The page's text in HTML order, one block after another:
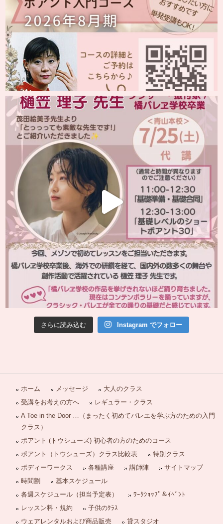
さらに読み込む Instagram でフォロー
ホーム メッセージ
大人のクラス
受講をお考えの方へ
レギュラー・クラス
A Toe in the Door …（まったく初めてバレエを学ぶ方のための入門
クラス）
ポアント (トウシューズ) 初心者の方のためのコース
ポアント（トウシューズ）クラス比較表
特別クラス
ボディーワークス
各種講座 講師陣
サイトマップ
時間割
基本スケジュール
各週スケジュール（担当予定表）
ﾜｰｸｼｮｯﾌﾟ＆ｲﾍﾞﾝﾄ
レッスン料・規約
子供のｸﾗｽ
ウェアレンタルおよび商品販売
貸スタジオ